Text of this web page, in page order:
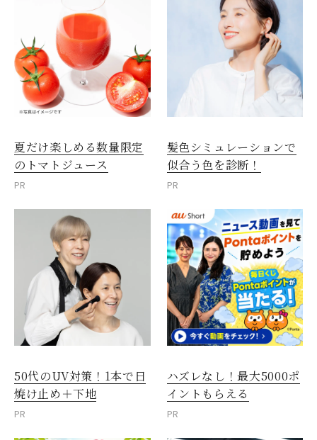
夏だけ楽しめる数量限定
のトマトジュース
PR
髪色シミュレーションで
似合う色を診断！
PR
50代のUV対策！1本で日
焼け止め＋下地
PR
ハズレなし！最大5000ポ
イントもらえる
PR